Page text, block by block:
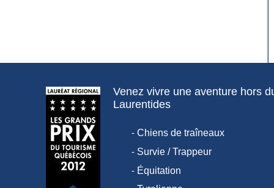
Venez vivre une aventure hors
Laurentides
- Chiens de traîneaux
- Survie / Trappeur
- Équitation